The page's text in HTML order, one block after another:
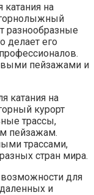
на
разнообразные
делает его
пейзажами и
катания на
курорт
трассы,
пейзажам.
трассами,
стран мира.
возможности для
и